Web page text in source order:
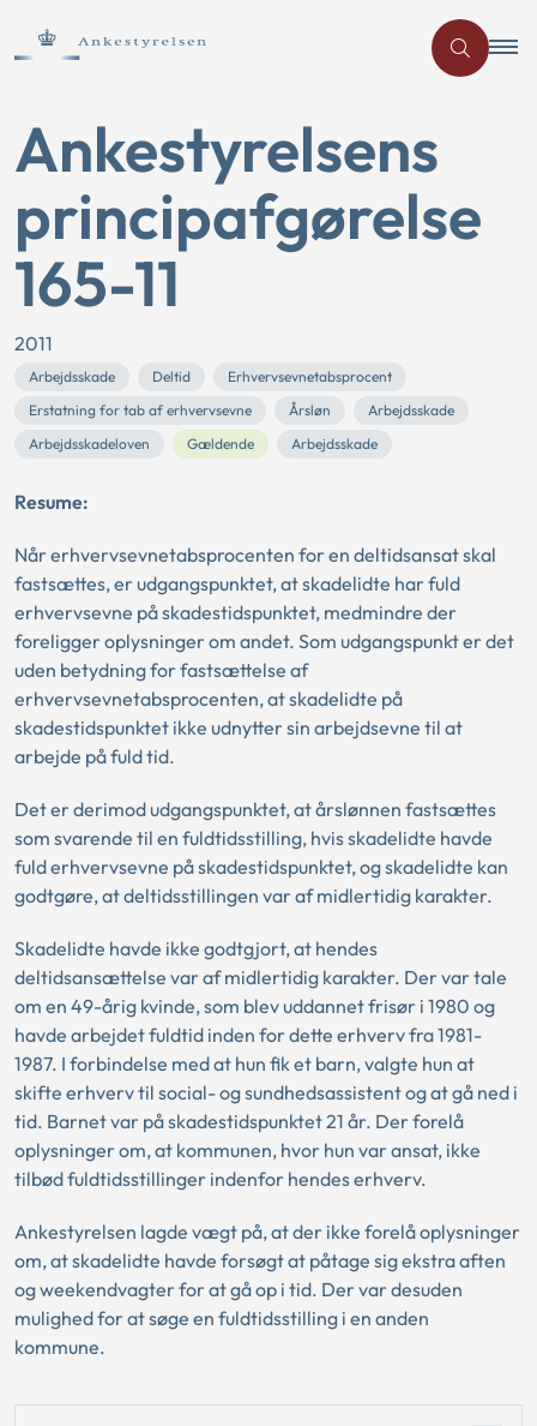
Ankestyrelsens
principafgørelse
165-11
2011
Arbejdsskade Deltid
Erhvervsevnetabsprocent
Erstatning for tab af erhvervsevne
Årsløn
Arbejdsskade
Arbejdsskadeloven
Gældende Arbejdsskade
Resume:
Når erhvervsevnetabsprocenten for en deltidsansat skal
fastsættes, er udgangspunktet, at skadelidte har fuld
erhvervsevne på skadestidspunktet, medmindre der
foreligger oplysninger om andet. Som udgangspunkt er det
uden betydning for fastsættelse af
erhvervsevnetabsprocenten, at skadelidte på
skadestidspunktet ikke udnytter sin arbejdsevne til at
arbejde på fuld tid.
Det er derimod udgangspunktet, at årslønnen fastsættes
som svarende til en fuldtidsstilling, hvis skadelidte havde
fuld erhvervsevne på skadestidspunktet, og skadelidte kan
godtgøre, at deltidsstillingen var af midlertidig karakter.
Skadelidte havde ikke godtgjort, at hendes
deltidsansættelse var af midlertidig karakter. Der var tale
om en 49-årig kvinde, som blev uddannet frisør i 1980 og
havde arbejdet fuldtid inden for dette erhverv fra 1981-
1987. I forbindelse med at hun fik et barn, valgte hun at
skifte erhverv til social- og sundhedsassistent og at gå ned i
tid. Barnet var på skadestidspunktet 21 år. Der forelå
oplysninger om, at kommunen, hvor hun var ansat, ikke
tilbød fuldtidsstillinger indenfor hendes erhverv.
Ankestyrelsen lagde vægt på, at der ikke forelå oplysninger
om, at skadelidte havde forsøgt at påtage sig ekstra aften
og weekendvagter for at gå op i tid. Der var desuden
mulighed for at søge en fuldtidsstilling i en anden
kommune.